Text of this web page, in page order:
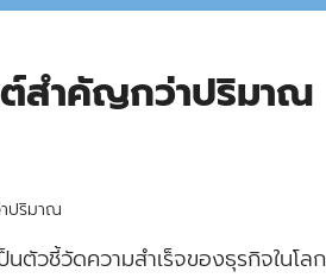
สำคัญกว่าปริมาณ
ปริมาณ
วชี้วัดความสำเร็จของธุรกิจในโลก